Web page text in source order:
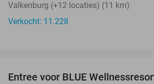
Valkenburg (+12 locaties) (11 km)
Verkocht: 11.228
Entree voor BLUE